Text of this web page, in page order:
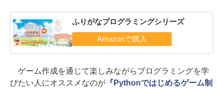
ふりがなプログラミングシリーズ
ゲーム作成を通じて楽しみながらプログラミングを学
びたい人にオススメなのが『Pythonではじめるゲーム制